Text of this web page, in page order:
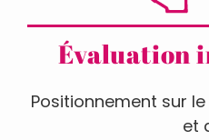
Évaluation
Positionnement sur
et